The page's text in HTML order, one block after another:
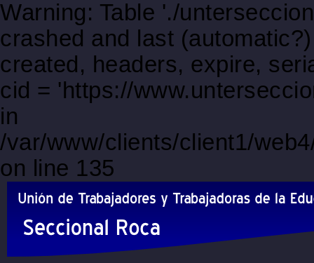
Warning: Table './
crashed and last
created, headers, expire,
cid = 'https://
in
/var/www/clients/client1/
on line 135